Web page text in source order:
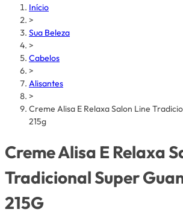
Início
>
Sua Beleza
>
Cabelos
>
Alisantes
>
Creme Alisa E Relaxa Salon Line
215g
Creme Alisa E Relaxa
Tradicional Super
215G